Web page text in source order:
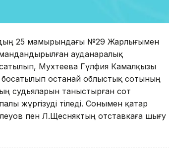
25 мамырындағы №29 Жарлығымен
ауданаралық
Мухтеева Гүлфия Камалқызы
Қостанай облыстық сотының
судьяларын таныстырған сот
жүргізуді тіледі. Сонымен қатар
пен Л.Щесняктың отставкаға шығу